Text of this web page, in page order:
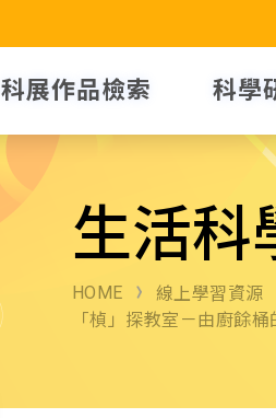
科展作品檢索 科學
生活科
HOME 線上學習資源
「楨」探教室－由廚餘